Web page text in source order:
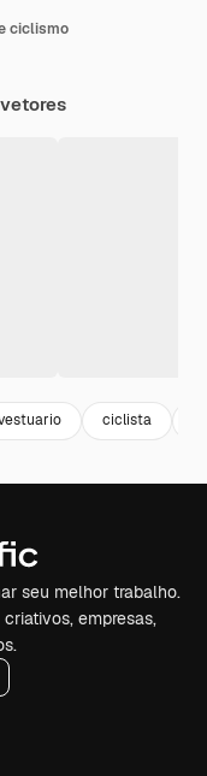
ciclismo
ciclista
seu melhor trabalho.
empresas,